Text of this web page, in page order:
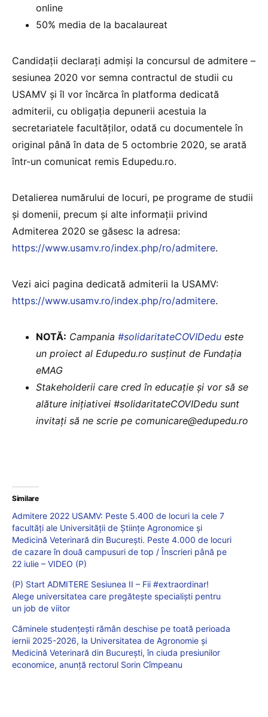
online
50% media de la bacalaureat
Candidaţii declaraţi admişi la concursul de admitere –
sesiunea 2020 vor semna contractul de studii cu
USAMV și îl vor încărca în platforma dedicată
admiterii, cu obligația depunerii acestuia la
secretariatele facultăților, odată cu documentele în
original până în data de 5 octombrie 2020, se arată
într-un comunicat remis Edupedu.ro.
Detalierea numărului de locuri, pe programe de studii
şi domenii, precum și alte informaţii privind
Admiterea 2020 se găsesc la adresa:
https://www.usamv.ro/index.php/ro/admitere.
Vezi aici pagina dedicată admiterii la USAMV:
https://www.usamv.ro/index.php/ro/admitere.
NOTĂ: Campania #solidaritateCOVIDedu este
un proiect al Edupedu.ro susținut de Fundația
eMAG
Stakeholderii care cred în educație și vor să se
alăture inițiativei #solidaritateCOVIDedu sunt
invitați să ne scrie pe comunicare@edupedu.ro
Similare
Admitere 2022 USAMV: Peste 5.400 de locuri la cele 7
facultăți ale Universității de Ştiinţe Agronomice şi
Medicină Veterinară din București. Peste 4.000 de locuri
de cazare în două campusuri de top / Înscrieri până pe
22 iulie – VIDEO (P)
(P) Start ADMITERE Sesiunea II – Fii #extraordinar!
Alege universitatea care pregătește specialiști pentru
un job de viitor
Căminele studențești rămân deschise pe toată perioada
iernii 2025-2026, la Universitatea de Agronomie și
Medicină Veterinară din București, în ciuda presiunilor
economice, anunță rectorul Sorin Cîmpeanu